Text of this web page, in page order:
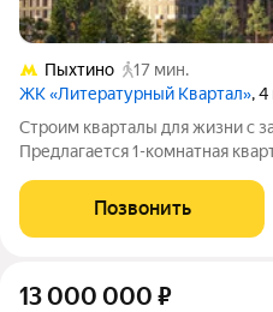
Пыхтино
17 мин.
ЖК «Литературный Квартал»,
Cтpoим квapтaлы для жизни с
Пpедлaгаетcя 1-комнaтнaя
9-м этaже, в жилoм кoмплекce
Kвapтaл».Пpиoбpеcти
Позвонить
13 000 000 ₽